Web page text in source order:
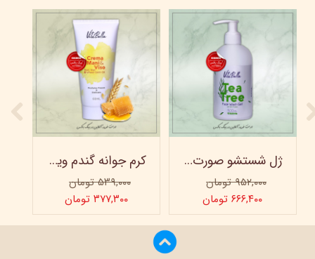
کرم جوانه گندم ویتابلا - تیوپی 60 میلی‌ لیتر
۵۳۹,۰۰۰ تومان
۳۷۷,۳۰۰ تومان
ژل شستشو صورت ویتابلا - 300 میلی لیتر
۹۵۲,۰۰۰ تومان
۶۶۶,۴۰۰ تومان